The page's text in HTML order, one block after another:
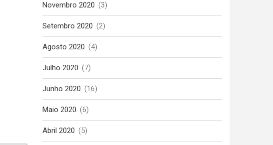
Novembro 2020 (3)
Setembro 2020 (2)
Agosto 2020 (4)
Julho 2020 (7)
Junho 2020 (16)
Maio 2020 (6)
Abril 2020 (5)